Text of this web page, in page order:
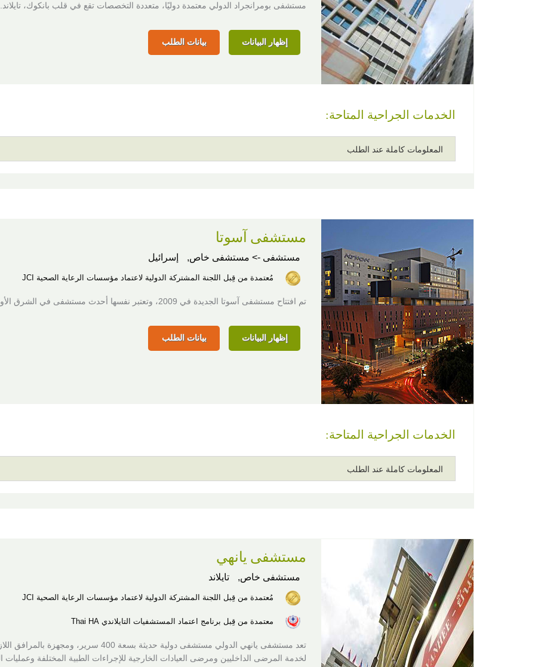
مستشفى بومرانجراد الدولي معتمدة دوليًا، متعددة التخصصات تقع في قلب بانكوك، تايلاند.
إظهار البيانات بيانات الطلب
الخدمات الجراحية المتاحة:
المعلومات كاملة عند الطلب
مستشفى آسوتا
مستشفى -> مستشفى خاص, إسرائيل
مُعتمدة من قِبل اللجنة المشتركة الدولية لاعتماد مؤسسات الرعاية الصحية JCI
تم افتتاح مستشفى آسوتا الجديدة في 2009، وتعتبر نفسها أحدث مستشفى في الشرق الأوسط.
إظهار البيانات بيانات الطلب
الخدمات الجراحية المتاحة:
المعلومات كاملة عند الطلب
مستشفى يانهي
مستشفى خاص, تايلاند
مُعتمدة من قِبل اللجنة المشتركة الدولية لاعتماد مؤسسات الرعاية الصحية JCI
معتمدة من قِبل برنامج اعتماد المستشفيات التايلاندي Thai HA
تعد مستشفى يانهي الدولي مستشفى دولية حديثة بسعة 400 سرير، ومجهزة
لخدمة المرضى الداخليين ومرضى العيادات الخارجية للإجراءات الطبية المختلفة وعمليات